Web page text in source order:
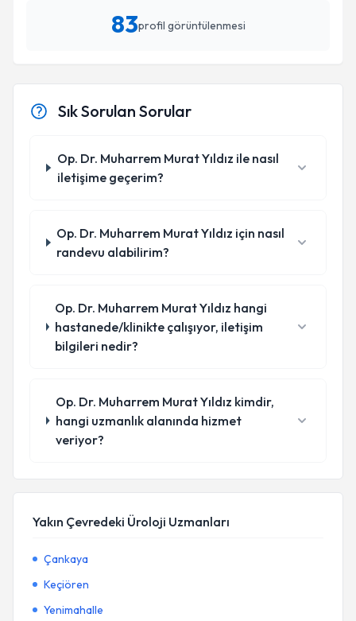
83profil görüntülenmesi
Sık Sorulan Sorular
Op. Dr. Muharrem Murat Yıldız ile nasıl
iletişime geçerim?
Op. Dr. Muharrem Murat Yıldız için nasıl
randevu alabilirim?
Op. Dr. Muharrem Murat Yıldız hangi
hastanede/klinikte çalışıyor, iletişim
bilgileri nedir?
Op. Dr. Muharrem Murat Yıldız kimdir,
hangi uzmanlık alanında hizmet
veriyor?
Yakın Çevredeki Üroloji Uzmanları
Çankaya
Keçiören
Yenimahalle